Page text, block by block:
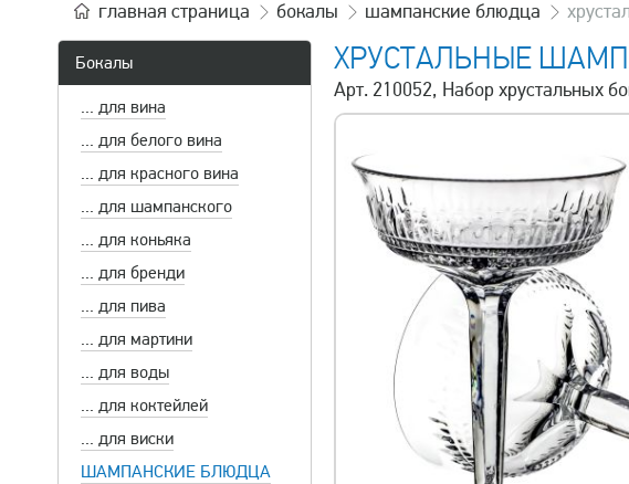
главная страница бокалы шампанские блюдца
Бокалы
... для вина
... для белого вина
... для красного вина
... для шампанского
... для коньяка
... для бренди
... для пива
... для мартини
... для воды
... для коктейлей
... для виски
ШАМПАНСКИЕ БЛЮДЦА
ХРУСТАЛЬНЫЕ
Арт. 210052, Набор хрустальных